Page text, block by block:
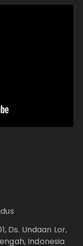
Ds. Undaan Lor,
Indonesia